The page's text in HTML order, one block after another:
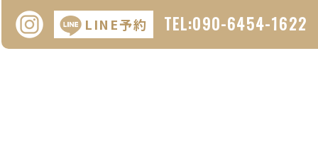
LINE予約 TEL:090-6454-1622